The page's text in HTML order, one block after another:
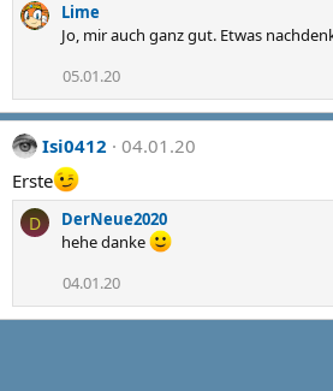
Lime
Jo, mir auch ganz gut. Etwas
05.01.20
Isi0412
04.01.20
Erste
D
DerNeue2020
hehe danke
04.01.20